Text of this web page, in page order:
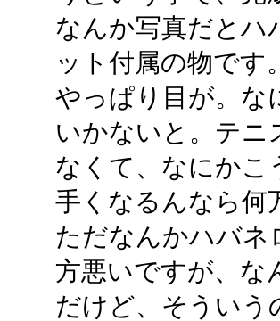
なんか写真だとハ
ット付属の物です。
やっぱり目が。な
いかないと。テニ
なくて、なにかこ
手くなるんなら何
ただなんかハバネ
方悪いですが、な
だけど、そういう